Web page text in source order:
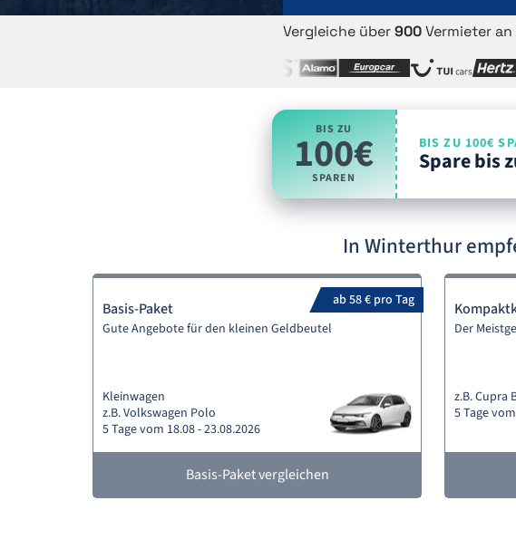
Vergleiche über900Vermieter an
BIS ZU
100€
SPAREN
BIS ZU 100€
Spare bis
In Winterthur
ab 58 € pro Tag
Basis-Paket
Gute Angebote für den kleinen Geldbeutel
Kleinwagen
z.B. Volkswagen Polo
5 Tage vom 18.08 - 23.08.2026
Basis-Paket vergleichen
Der
z.B. Cupra
5 Tage